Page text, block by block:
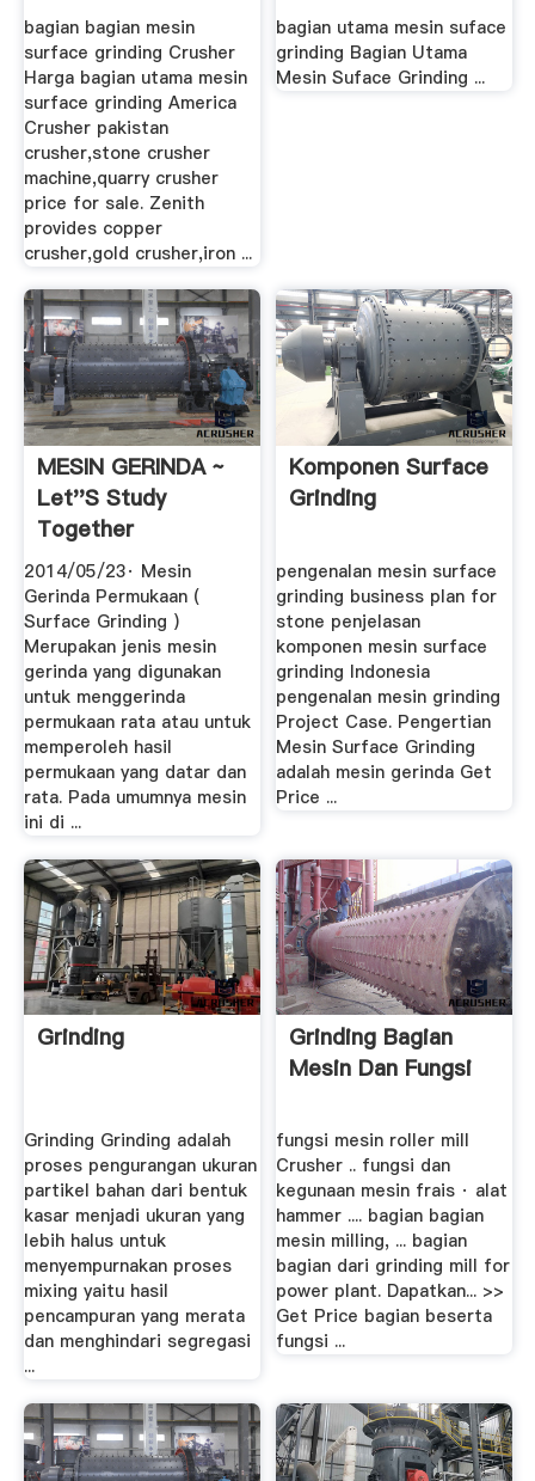
bagian bagian mesin
surface grinding Crusher
Harga bagian utama mesin
surface grinding America
Crusher pakistan
crusher,stone crusher
machine,quarry crusher
price for sale. Zenith
provides copper
crusher,gold crusher,iron ...
bagian utama mesin suface
grinding Bagian Utama
Mesin Suface Grinding ...
MESIN GERINDA ~
Let''s Study
Together
2014/05/23· Mesin
Gerinda Permukaan (
Surface Grinding )
Merupakan jenis mesin
gerinda yang digunakan
untuk menggerinda
permukaan rata atau untuk
memperoleh hasil
permukaan yang datar dan
rata. Pada umumnya mesin
ini di ...
Komponen Surface
Grinding
pengenalan mesin surface
grinding business plan for
stone penjelasan
komponen mesin surface
grinding Indonesia
pengenalan mesin grinding
Project Case. Pengertian
Mesin Surface Grinding
adalah mesin gerinda Get
Price ...
Grinding
Grinding Grinding adalah
proses pengurangan ukuran
partikel bahan dari bentuk
kasar menjadi ukuran yang
lebih halus untuk
menyempurnakan proses
mixing yaitu hasil
pencampuran yang merata
dan menghindari segregasi
...
Grinding Bagian
Mesin Dan Fungsi
fungsi mesin roller mill
Crusher .. fungsi dan
kegunaan mesin frais · alat
hammer .... bagian bagian
mesin milling, ... bagian
bagian dari grinding mill for
power plant. Dapatkan... >>
Get Price bagian beserta
fungsi ...